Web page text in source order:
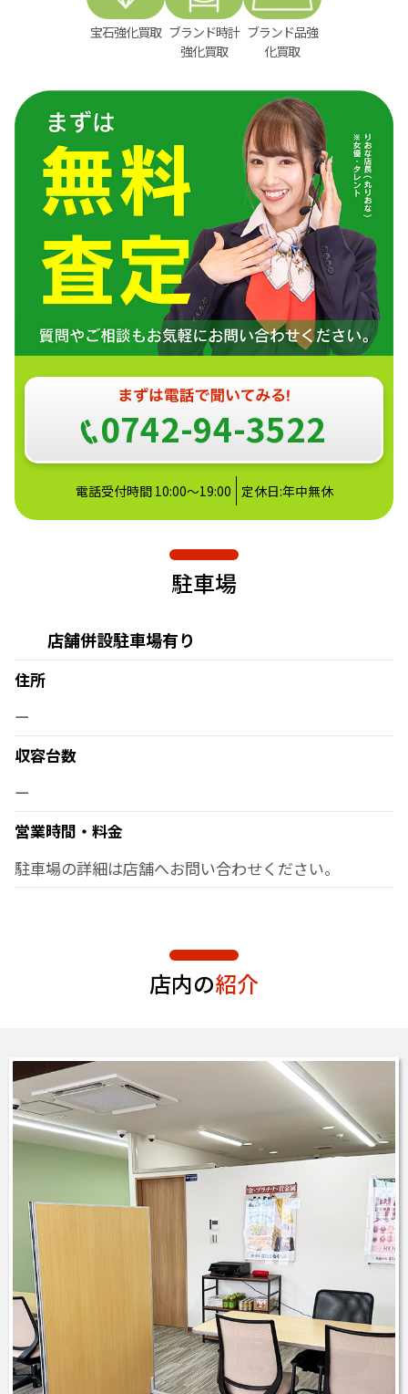
宝石強化買取 ブランド時計
強化買取
ブランド品強
化買取
0742-94-3522
電話受付時間 10:00～19:00 定休日:年中無休
駐車場
店舗併設駐車場有り
住所
ー
収容台数
ー
営業時間・料金
駐車場の詳細は店舗へお問い合わせください。
店内の紹介